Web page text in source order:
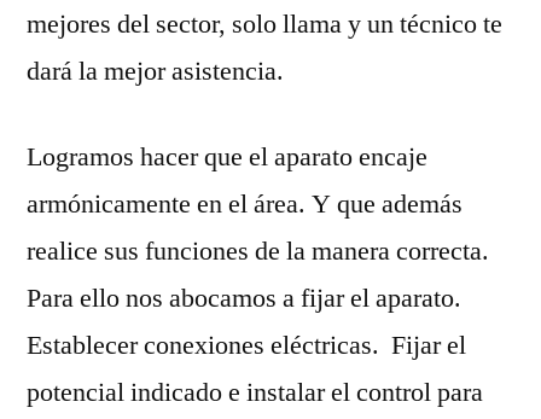
mejores del sector, solo llama y un técnico te
dará la mejor asistencia.
Logramos hacer que el aparato encaje
armónicamente en el área. Y que además
realice sus funciones de la manera correcta.
Para ello nos abocamos a fijar el aparato.
Establecer conexiones eléctricas. Fijar el
potencial indicado e instalar el control para